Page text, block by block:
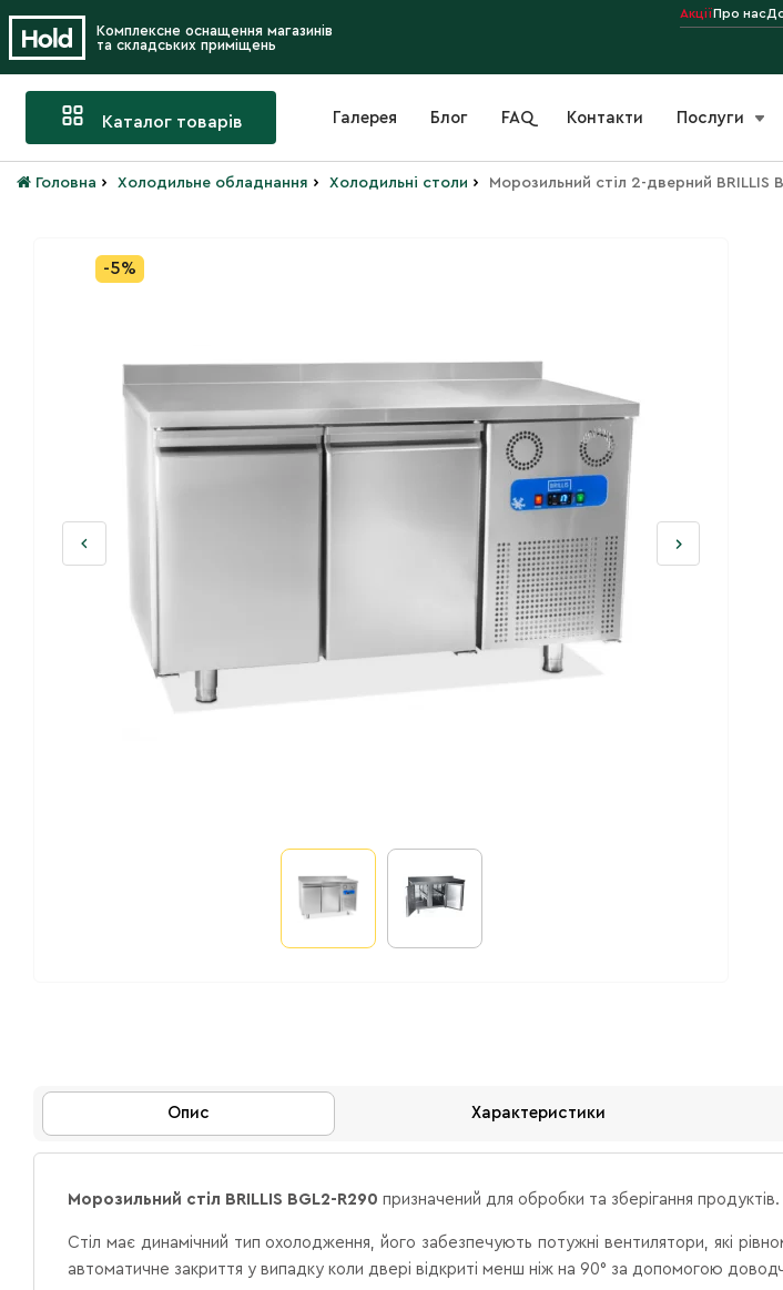
Комплексне оснащення магазинів
та складських приміщень
АкціїПро нас
Каталог товарів Галерея Блог FAQ Контакти Послуги
Головна › Холодильне обладнання › Холодильні столи › Морозильний стіл 2-дверний BRILLIS
-5%
Опис Характеристики
Морозильний стіл BRILLIS BGL2-R290 призначений для обробки та зберігання продуктів.
Стіл має динамічний тип охолодження, його забезпечують потужні вентилятори, які
автоматичне закриття у випадку коли двері відкриті менш ніж на 90° за допомогою